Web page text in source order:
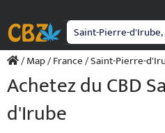
contenu
/Map/France/ Saint-Pierre-
Achetez du CBD
d'Irube